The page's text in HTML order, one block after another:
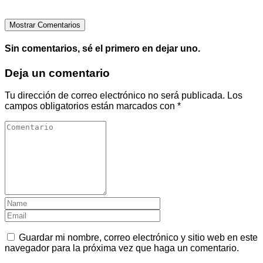
Mostrar Comentarios
Sin comentarios, sé el primero en dejar uno.
Deja un comentario
Tu dirección de correo electrónico no será publicada. Los
campos obligatorios están marcados con *
Guardar mi nombre, correo electrónico y sitio web en este
navegador para la próxima vez que haga un comentario.